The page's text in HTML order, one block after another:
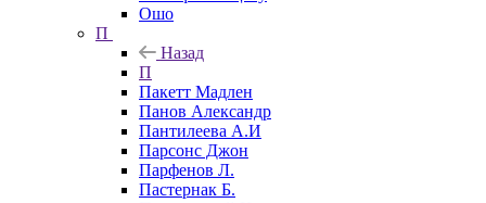
Ошо
П
Назад
П
Пакетт Мадлен
Панов Александр
Пантилеева А.И
Парсонс Джон
Парфенов Л.
Пастернак Б.